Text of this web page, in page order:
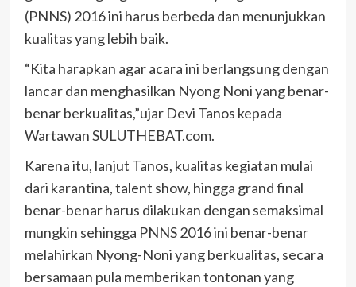
(PNNS) 2016 ini harus berbeda dan menunjukkan
kualitas yang lebih baik.
“Kita harapkan agar acara ini berlangsung dengan
lancar dan menghasilkan Nyong Noni yang benar-
benar berkualitas,”ujar Devi Tanos kepada
Wartawan SULUTHEBAT.com.
Karena itu, lanjut Tanos, kualitas kegiatan mulai
dari karantina, talent show, hingga grand final
benar-benar harus dilakukan dengan semaksimal
mungkin sehingga PNNS 2016 ini benar-benar
melahirkan Nyong-Noni yang berkualitas, secara
bersamaan pula memberikan tontonan yang